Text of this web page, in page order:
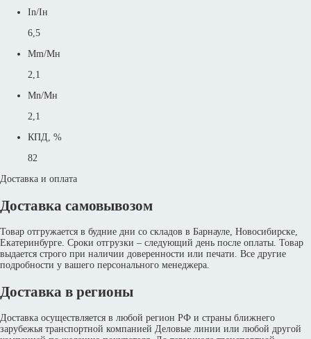
In/Iн
6,5
Mm/Mн
2,1
Mn/Mн
2,1
КПД, %
82
Доставка и оплата
Доставка самовывозом
Товар отгружается в будние дни со складов в Барнауле, Новосибирске,
Екатеринбурге. Сроки отгрузки – следующий день после оплаты. Товар
выдается строго при наличии доверенности или печати. Все другие
подробности у вашего персонального менеджера.
Доставка в регионы
Доставка осуществляется в любой регион РФ и страны ближнего
зарубежья транспортной компанией Деловые линии или любой другой